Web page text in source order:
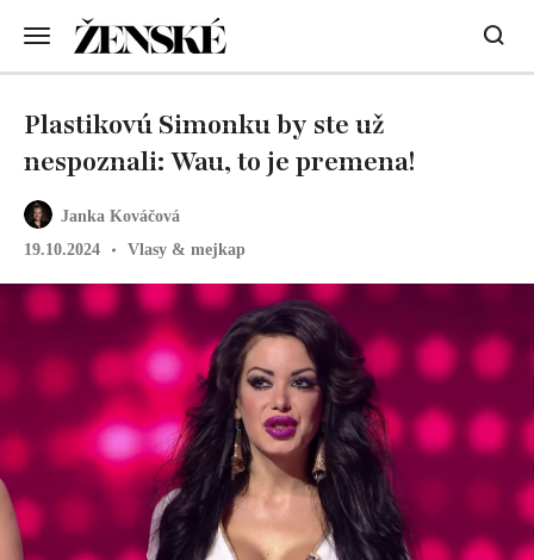
Janka Kováčová
19.10.2024
Vlasy & mejkap
Plastikovú Simonku by ste už
nespoznali: Wau, to je premena!